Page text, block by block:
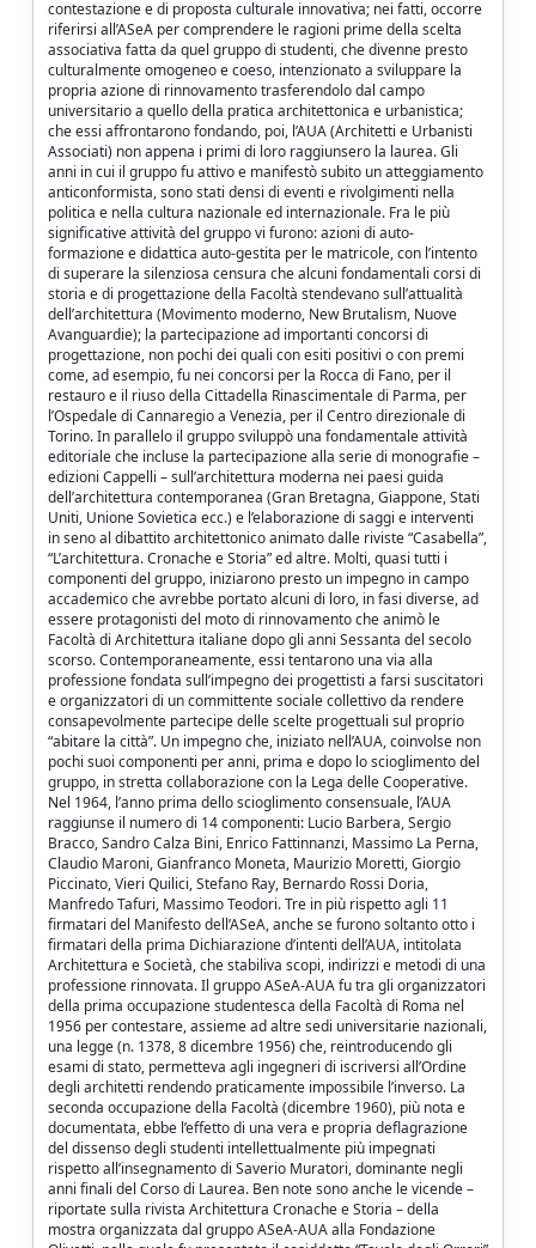
contestazione e di proposta culturale innovativa; nei fatti, occorre
riferirsi all’ASeA per comprendere le ragioni prime della scelta
associativa fatta da quel gruppo di studenti, che divenne presto
culturalmente omogeneo e coeso, intenzionato a sviluppare la
propria azione di rinnovamento trasferendolo dal campo
universitario a quello della pratica architettonica e urbanistica;
che essi affrontarono fondando, poi, l’AUA (Architetti e Urbanisti
Associati) non appena i primi di loro raggiunsero la laurea. Gli
anni in cui il gruppo fu attivo e manifestò subito un atteggiamento
anticonformista, sono stati densi di eventi e rivolgimenti nella
politica e nella cultura nazionale ed internazionale. Fra le più
significative attività del gruppo vi furono: azioni di auto-
formazione e didattica auto-gestita per le matricole, con l’intento
di superare la silenziosa censura che alcuni fondamentali corsi di
storia e di progettazione della Facoltà stendevano sull’attualità
dell’architettura (Movimento moderno, New Brutalism, Nuove
Avanguardie); la partecipazione ad importanti concorsi di
progettazione, non pochi dei quali con esiti positivi o con premi
come, ad esempio, fu nei concorsi per la Rocca di Fano, per il
restauro e il riuso della Cittadella Rinascimentale di Parma, per
l’Ospedale di Cannaregio a Venezia, per il Centro direzionale di
Torino. In parallelo il gruppo sviluppò una fondamentale attività
editoriale che incluse la partecipazione alla serie di monografie –
edizioni Cappelli – sull’architettura moderna nei paesi guida
dell’architettura contemporanea (Gran Bretagna, Giappone, Stati
Uniti, Unione Sovietica ecc.) e l’elaborazione di saggi e interventi
in seno al dibattito architettonico animato dalle riviste “Casabella”,
“L’architettura. Cronache e Storia” ed altre. Molti, quasi tutti i
componenti del gruppo, iniziarono presto un impegno in campo
accademico che avrebbe portato alcuni di loro, in fasi diverse, ad
essere protagonisti del moto di rinnovamento che animò le
Facoltà di Architettura italiane dopo gli anni Sessanta del secolo
scorso. Contemporaneamente, essi tentarono una via alla
professione fondata sull’impegno dei progettisti a farsi suscitatori
e organizzatori di un committente sociale collettivo da rendere
consapevolmente partecipe delle scelte progettuali sul proprio
“abitare la città”. Un impegno che, iniziato nell’AUA, coinvolse non
pochi suoi componenti per anni, prima e dopo lo scioglimento del
gruppo, in stretta collaborazione con la Lega delle Cooperative.
Nel 1964, l’anno prima dello scioglimento consensuale, l’AUA
raggiunse il numero di 14 componenti: Lucio Barbera, Sergio
Bracco, Sandro Calza Bini, Enrico Fattinnanzi, Massimo La Perna,
Claudio Maroni, Gianfranco Moneta, Maurizio Moretti, Giorgio
Piccinato, Vieri Quilici, Stefano Ray, Bernardo Rossi Doria,
Manfredo Tafuri, Massimo Teodori. Tre in più rispetto agli 11
firmatari del Manifesto dell’ASeA, anche se furono soltanto otto i
firmatari della prima Dichiarazione d’intenti dell’AUA, intitolata
Architettura e Società, che stabiliva scopi, indirizzi e metodi di una
professione rinnovata. Il gruppo ASeA-AUA fu tra gli organizzatori
della prima occupazione studentesca della Facoltà di Roma nel
1956 per contestare, assieme ad altre sedi universitarie nazionali,
una legge (n. 1378, 8 dicembre 1956) che, reintroducendo gli
esami di stato, permetteva agli ingegneri di iscriversi all’Ordine
degli architetti rendendo praticamente impossibile l’inverso. La
seconda occupazione della Facoltà (dicembre 1960), più nota e
documentata, ebbe l’effetto di una vera e propria deflagrazione
del dissenso degli studenti intellettualmente più impegnati
rispetto all’insegnamento di Saverio Muratori, dominante negli
anni finali del Corso di Laurea. Ben note sono anche le vicende –
riportate sulla rivista Architettura Cronache e Storia – della
mostra organizzata dal gruppo ASeA-AUA alla Fondazione